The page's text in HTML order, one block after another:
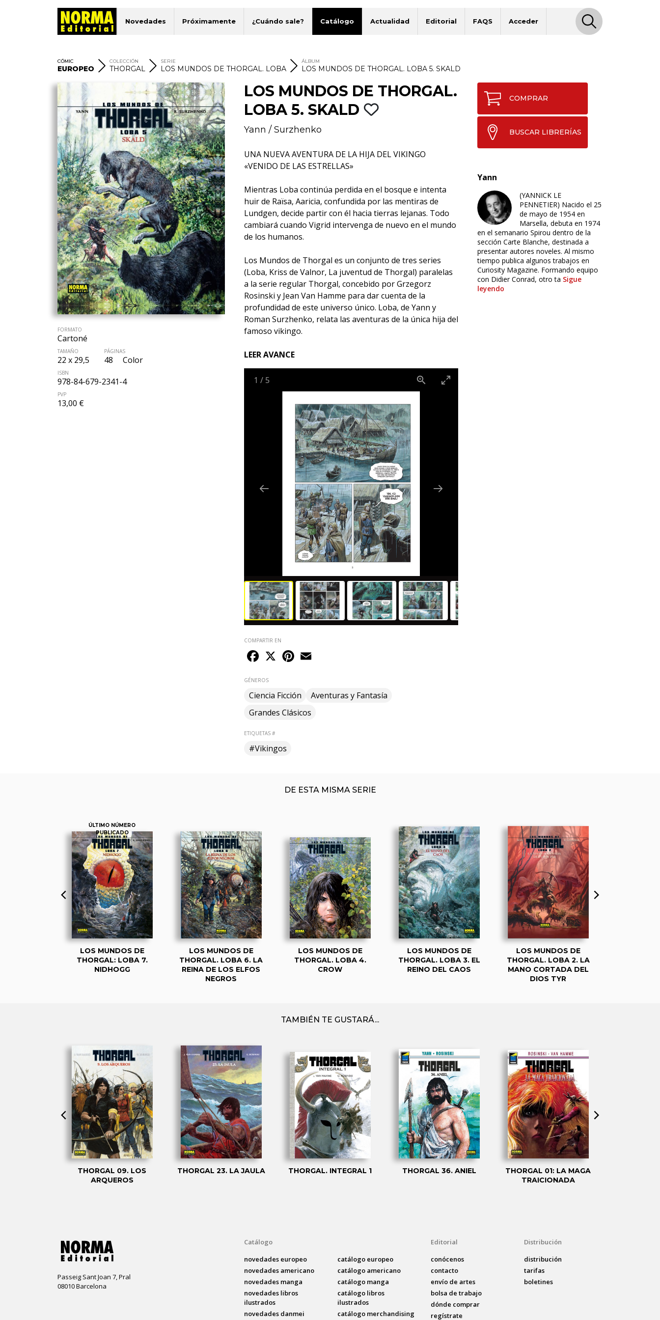
Novedades Próximamente ¿Cuándo sale? Catálogo Actualidad Editorial FAQS Acceder
CÓMIC
EUROPEO
COLECCIÓN
THORGAL
SERIE
LOS MUNDOS DE THORGAL. LOBA
ÁLBUM
LOS MUNDOS DE THORGAL. LOBA 5. SKALD
FORMATO
Cartoné
TAMAÑO
22 x 29,5
PÁGINAS
48 Color
ISBN
978-84-679-2341-4
PVP
13,00 €
LOS MUNDOS DE THORGAL.
LOBA 5. SKALD
Yann / Surzhenko
UNA NUEVA AVENTURA DE LA HIJA DEL VIKINGO
«VENIDO DE LAS ESTRELLAS»
Mientras Loba continúa perdida en el bosque e intenta
huir de Raïsa, Aaricia, confundida por las mentiras de
Lundgen, decide partir con él hacia tierras lejanas. Todo
cambiará cuando Vigrid intervenga de nuevo en el mundo
de los humanos.
Los Mundos de Thorgal es un conjunto de tres series
(Loba, Kriss de Valnor, La juventud de Thorgal) paralelas
a la serie regular Thorgal, concebido por Grzegorz
Rosinski y Jean Van Hamme para dar cuenta de la
profundidad de este universo único. Loba, de Yann y
Roman Surzhenko, relata las aventuras de la única hija del
famoso vikingo.
LEER AVANCE
1 / 5
COMPARTIR EN
Facebook
X Pinterest
GÉNEROS
Ciencia Ficción
Aventuras y Fantasía
Grandes Clásicos
ETIQUETAS #
#Vikingos
COMPRAR
BUSCAR LIBRERÍAS
Yann
(YANNICK LE
PENNETIER) Nacido el 25
de mayo de 1954 en
Marsella, debuta en 1974
en el semanario Spirou dentro de la
sección Carte Blanche, destinada a
presentar autores noveles. Al mismo
tiempo publica algunos trabajos en
Curiosity Magazine. Formando equipo
con Didier Conrad, otro ta Sigue
leyendo
DE ESTA MISMA SERIE
ÚLTIMO NÚMERO
PUBLICADO
LOS MUNDOS DE
THORGAL: LOBA 7.
NIDHOGG
LOS MUNDOS DE
THORGAL. LOBA 6. LA
REINA DE LOS ELFOS
NEGROS
LOS MUNDOS DE
THORGAL. LOBA 4.
CROW
LOS MUNDOS DE
THORGAL. LOBA 3. EL
REINO DEL CAOS
LOS MUNDOS DE
THORGAL. LOBA 2. LA
MANO CORTADA DEL
DIOS TYR
TAMBIÉN TE GUSTARÁ...
THORGAL 09. LOS
ARQUEROS
THORGAL 23. LA JAULA THORGAL. INTEGRAL 1 THORGAL 36. ANIEL
THORGAL 01: LA MAGA
TRAICIONADA
Passeig Sant Joan 7, Pral
08010 Barcelona
Catálogo
novedades europeo
novedades americano
novedades manga
novedades libros
ilustrados
novedades danmei
catálogo europeo
catálogo americano
catálogo manga
catálogo libros
ilustrados
catálogo merchandising
Editorial
conócenos
contacto
envío de artes
bolsa de trabajo
dónde comprar
regístrate
Distribución
distribución
tarifas
boletines